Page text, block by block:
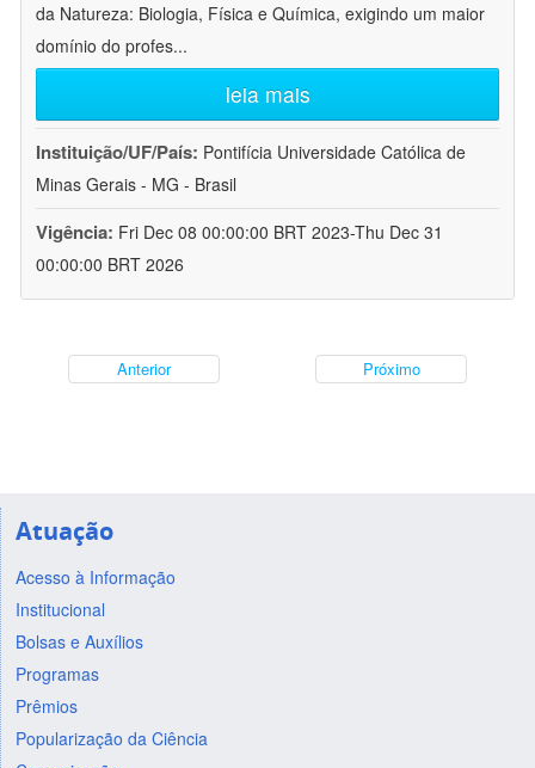
da Natureza: Biologia, Física e Química, exigindo um maior
domínio do profes...
leia mais
Instituição/UF/País: Pontifícia Universidade Católica de
Minas Gerais - MG - Brasil
Vigência: Fri Dec 08 00:00:00 BRT 2023-Thu Dec 31
00:00:00 BRT 2026
Anterior Próximo
Atuação
Acesso à Informação
Institucional
Bolsas e Auxílios
Programas
Prêmios
Popularização da Ciência